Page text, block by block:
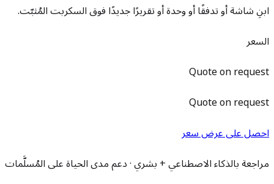
ابنِ شاشة أو تدفقًا أو وحدة أو تقريرًا جديدًا فوق السكربت المُثبّت.
السعر
Quote on request
Quote on request
احصل على عرض سعر
مراجعة بالذكاء الاصطناعي + بشري · دعم مدى الحياة على المُسلَّمات